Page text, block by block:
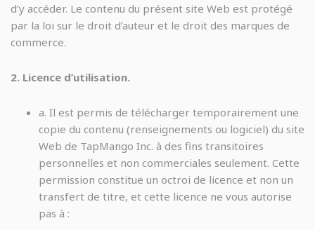
d’y accéder. Le contenu du présent site Web est protégé
par la loi sur le droit d’auteur et le droit des marques de
commerce.
2. Licence d’utilisation.
a. Il est permis de télécharger temporairement une
copie du contenu (renseignements ou logiciel) du site
Web de TapMango Inc. à des fins transitoires
personnelles et non commerciales seulement. Cette
permission constitue un octroi de licence et non un
transfert de titre, et cette licence ne vous autorise
pas à :